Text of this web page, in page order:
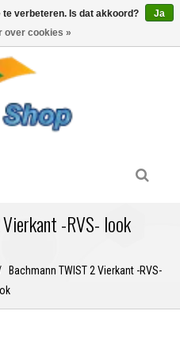
-RVS- look
Bachmann TWIST 2 Vierkant -RVS-
verbeteren. Is dat akkoord?
Ja
over cookies »